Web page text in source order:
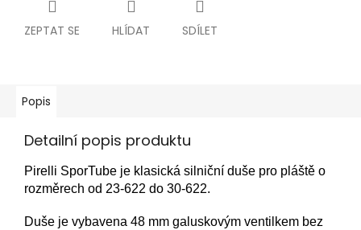
ZEPTAT SE HLÍDAT SDÍLET
Popis
Detailní popis produktu
Pirelli SporTube je klasická silniční duše pro pláště o
rozměrech od 23-622 do 30-622.
Duše je vybavena 48 mm galuskovým ventilkem bez